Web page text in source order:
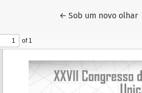
← Voltar aos Detalhes
Sob um novo olhar